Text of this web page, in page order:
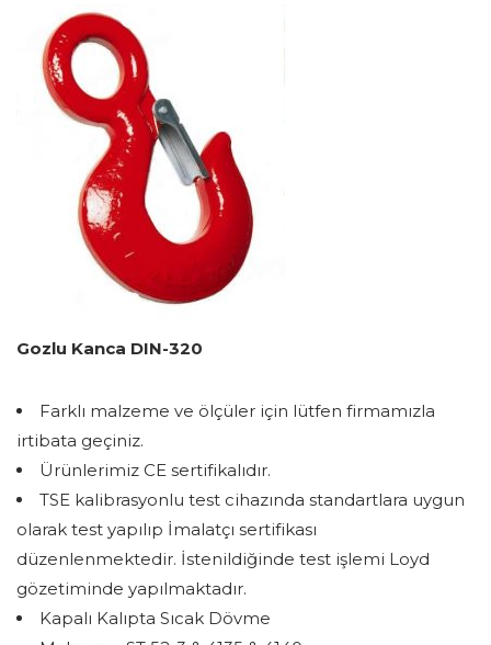
Gozlu Kanca DIN-320
Farklı malzeme ve ölçüler için lütfen firmamızla
irtibata geçiniz.
Ürünlerimiz CE sertifikalıdır.
TSE kalibrasyonlu test cihazında standartlara uygun
olarak test yapılıp İmalatçı sertifikası
düzenlenmektedir. İstenildiğinde test işlemi Loyd
gözetiminde yapılmaktadır.
Kapalı Kalıpta Sıcak Dövme